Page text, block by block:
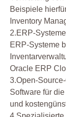
Beispiele
Inventory
2.ERP-
ERP-Systeme
Oracle ERP
3.Open-
Software für
und